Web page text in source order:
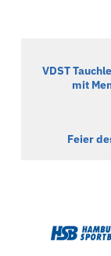
VDST
mit
Feier